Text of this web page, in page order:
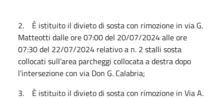
2. È istituito il divieto di sosta con rimozione in via G.
Matteotti dalle ore 07:00 del 20/07/2024 alle ore
07:30 del 22/07/2024 relativo a n. 2 stalli sosta
collocati sull’area parcheggi collocata a destra dopo
l’intersezione con via Don G. Calabria;
3. È istituito il divieto di sosta con rimozione in Via A.